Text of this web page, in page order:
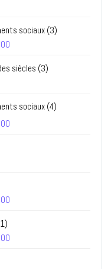
sociaux (3)
siècles (3)
sociaux (4)